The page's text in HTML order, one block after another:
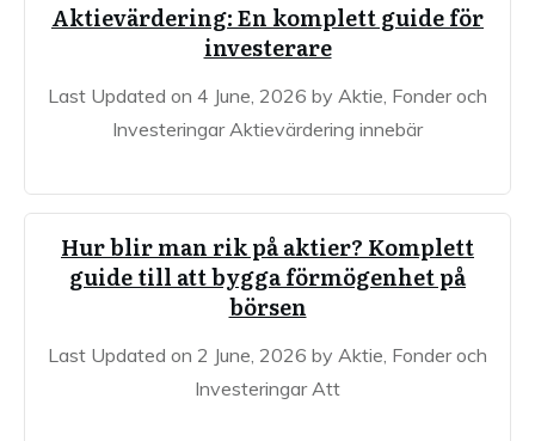
Aktievärdering: En komplett guide för
investerare
Last Updated on 4 June, 2026 by Aktie, Fonder och
Investeringar Aktievärdering innebär
Hur blir man rik på aktier? Komplett
guide till att bygga förmögenhet på
börsen
Last Updated on 2 June, 2026 by Aktie, Fonder och
Investeringar Att